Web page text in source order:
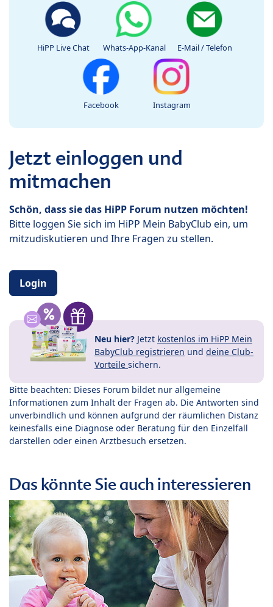
HiPP Live Chat Whats-App-Kanal E-Mail / Telefon
Facebook Instagram
Jetzt einloggen und
mitmachen
Schön, dass sie das HiPP Forum nutzen möchten!
Bitte loggen Sie sich im HiPP Mein BabyClub ein, um
mitzudiskutieren und Ihre Fragen zu stellen.
Login
Neu hier? Jetzt kostenlos im HiPP Mein
BabyClub registrieren und deine Club-
Vorteile sichern.
Bitte beachten: Dieses Forum bildet nur allgemeine
Informationen zum Inhalt der Fragen ab. Die Antworten sind
unverbindlich und können aufgrund der räumlichen Distanz
keinesfalls eine Diagnose oder Beratung für den Einzelfall
darstellen oder einen Arztbesuch ersetzen.
Das könnte Sie auch interessieren